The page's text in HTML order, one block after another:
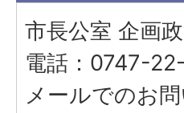
市長公室 企画
電話：0747-
メールでのお